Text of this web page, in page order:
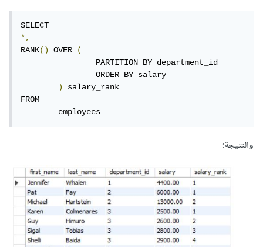
*,
RANK() OVER (
)
salary_rank
FROM
	employees
والنتيجة: